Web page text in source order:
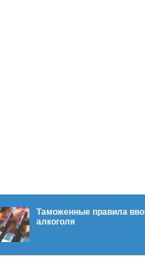
Таможенные правила
алкоголя